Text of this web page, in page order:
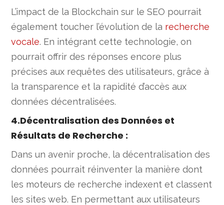
L’impact de la Blockchain sur le SEO pourrait
également toucher l’évolution de la recherche
vocale. En intégrant cette technologie, on
pourrait offrir des réponses encore plus
précises aux requêtes des utilisateurs, grâce à
la transparence et la rapidité d’accès aux
données décentralisées.
4.Décentralisation des Données et
Résultats de Recherche :
Dans un avenir proche, la décentralisation des
données pourrait réinventer la manière dont
les moteurs de recherche indexent et classent
les sites web. En permettant aux utilisateurs